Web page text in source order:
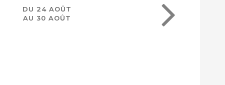
DU 24 AOÛT
AU 30 AOÛT